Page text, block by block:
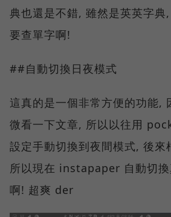
典也還是不錯, 雖然是英英字典
要查單字啊!
##自動切換日夜模式
這真的是一個非常方便的功能,
微看一下文章, 所以以往用
設定手動切換到夜間模式, 後來
所以現在 instapaper 自動切換
啊! 超爽 der